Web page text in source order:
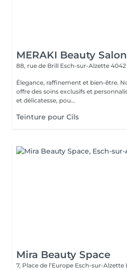
MERAKI Beauty Salon
88, rue de Brill Esch-sur-Alzette 4042
Élegance, raffinement et bien-être.
offre des soins exclusifs et
et délicatesse, pou...
Teinture pour Cils
Mira Beauty Space
7, Place de l’Europe Esch-sur-Alzette